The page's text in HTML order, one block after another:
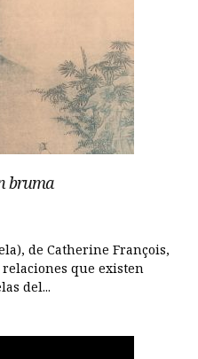
bruma
de Catherine François,
que existen
del...